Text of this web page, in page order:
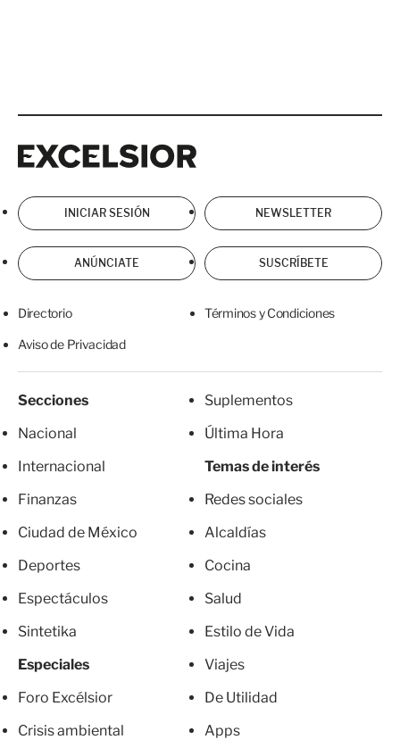
INICIAR SESIÓN NEWSLETTER
ANÚNCIATE SUSCRÍBETE
Directorio Términos y Condiciones
Aviso de Privacidad
Secciones
Nacional
Internacional
Finanzas
Ciudad de México
Deportes
Espectáculos
Sintetika
Especiales
Foro Excélsior
Crisis ambiental
Suplementos
Última Hora
Temas de interés
Redes sociales
Alcaldías
Cocina
Salud
Estilo de Vida
Viajes
De Utilidad
Apps